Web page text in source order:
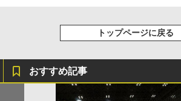
トップページに戻る
おすすめ記事